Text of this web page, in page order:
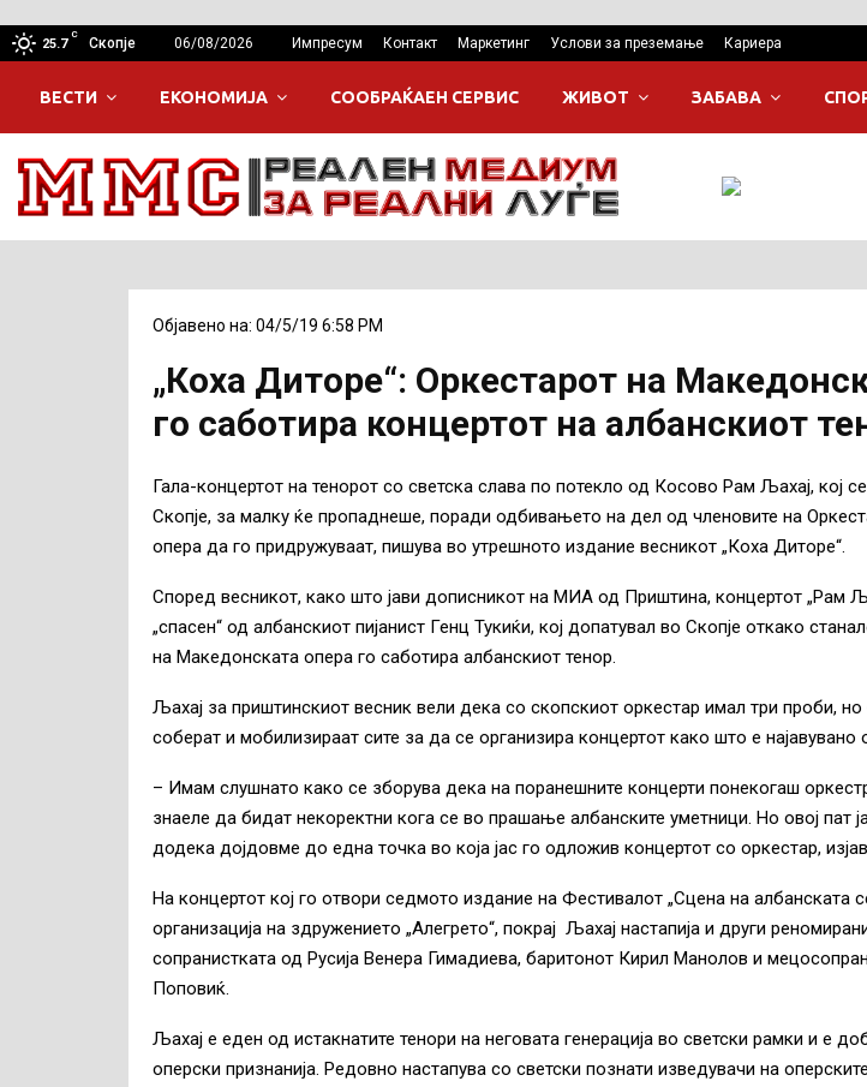
25.7
C
Скопје 06/08/2026 Импресум Контакт Маркетинг Услови за преземање Кариера
ВЕСТИ ЕКОНОМИЈА СООБРАЌАЕН СЕРВИС ЖИВОТ ЗАБАВА
Објавено на: 04/5/19 6:58 PM
„Коха Диторе“: Оркестарот на
го саботира концертот на албанскиот
Гала-концертот на тенорот со светска слава по потекло од Косово Рам Љахај, кој
Скопје, за малку ќе пропаднеше, поради одбивањето на дел од членовите на
опера да го придружуваат, пишува во утрешното издание весникот „Коха Диторе“.
Според весникот, како што јави дописникот на МИА од Приштина, концертот „Рам
„спасен“ од албанскиот пијанист Генц Тукиќи, кој допатувал во Скопје откако
на Македонската опера го саботира албанскиот тенор.
Љахај за приштинскиот весник вели дека со скопскиот оркестар имал три проби,
соберат и мобилизираат сите за да се организира концертот како што е најавувано
– Имам слушнато како се зборува дека на поранешните концерти понекогаш
знаеле да бидат некоректни кога се во прашање албанските уметници. Но овој пат
додека дојдовме до една точка во која јас го одложив концертот со оркестар,
На концертот кој го отвори седмото издание на Фестивалот „Сцена на албанската
организација на здружението „Алегрето“, покрај Љахај настапија и други
сопранистката од Русија Венера Гимадиева, баритонот Кирил Манолов и
Поповиќ.
Љахај е еден од истакнатите тенори на неговата генерација во светски рамки и е
оперски признанија. Редовно настапува со светски познати изведувачи на